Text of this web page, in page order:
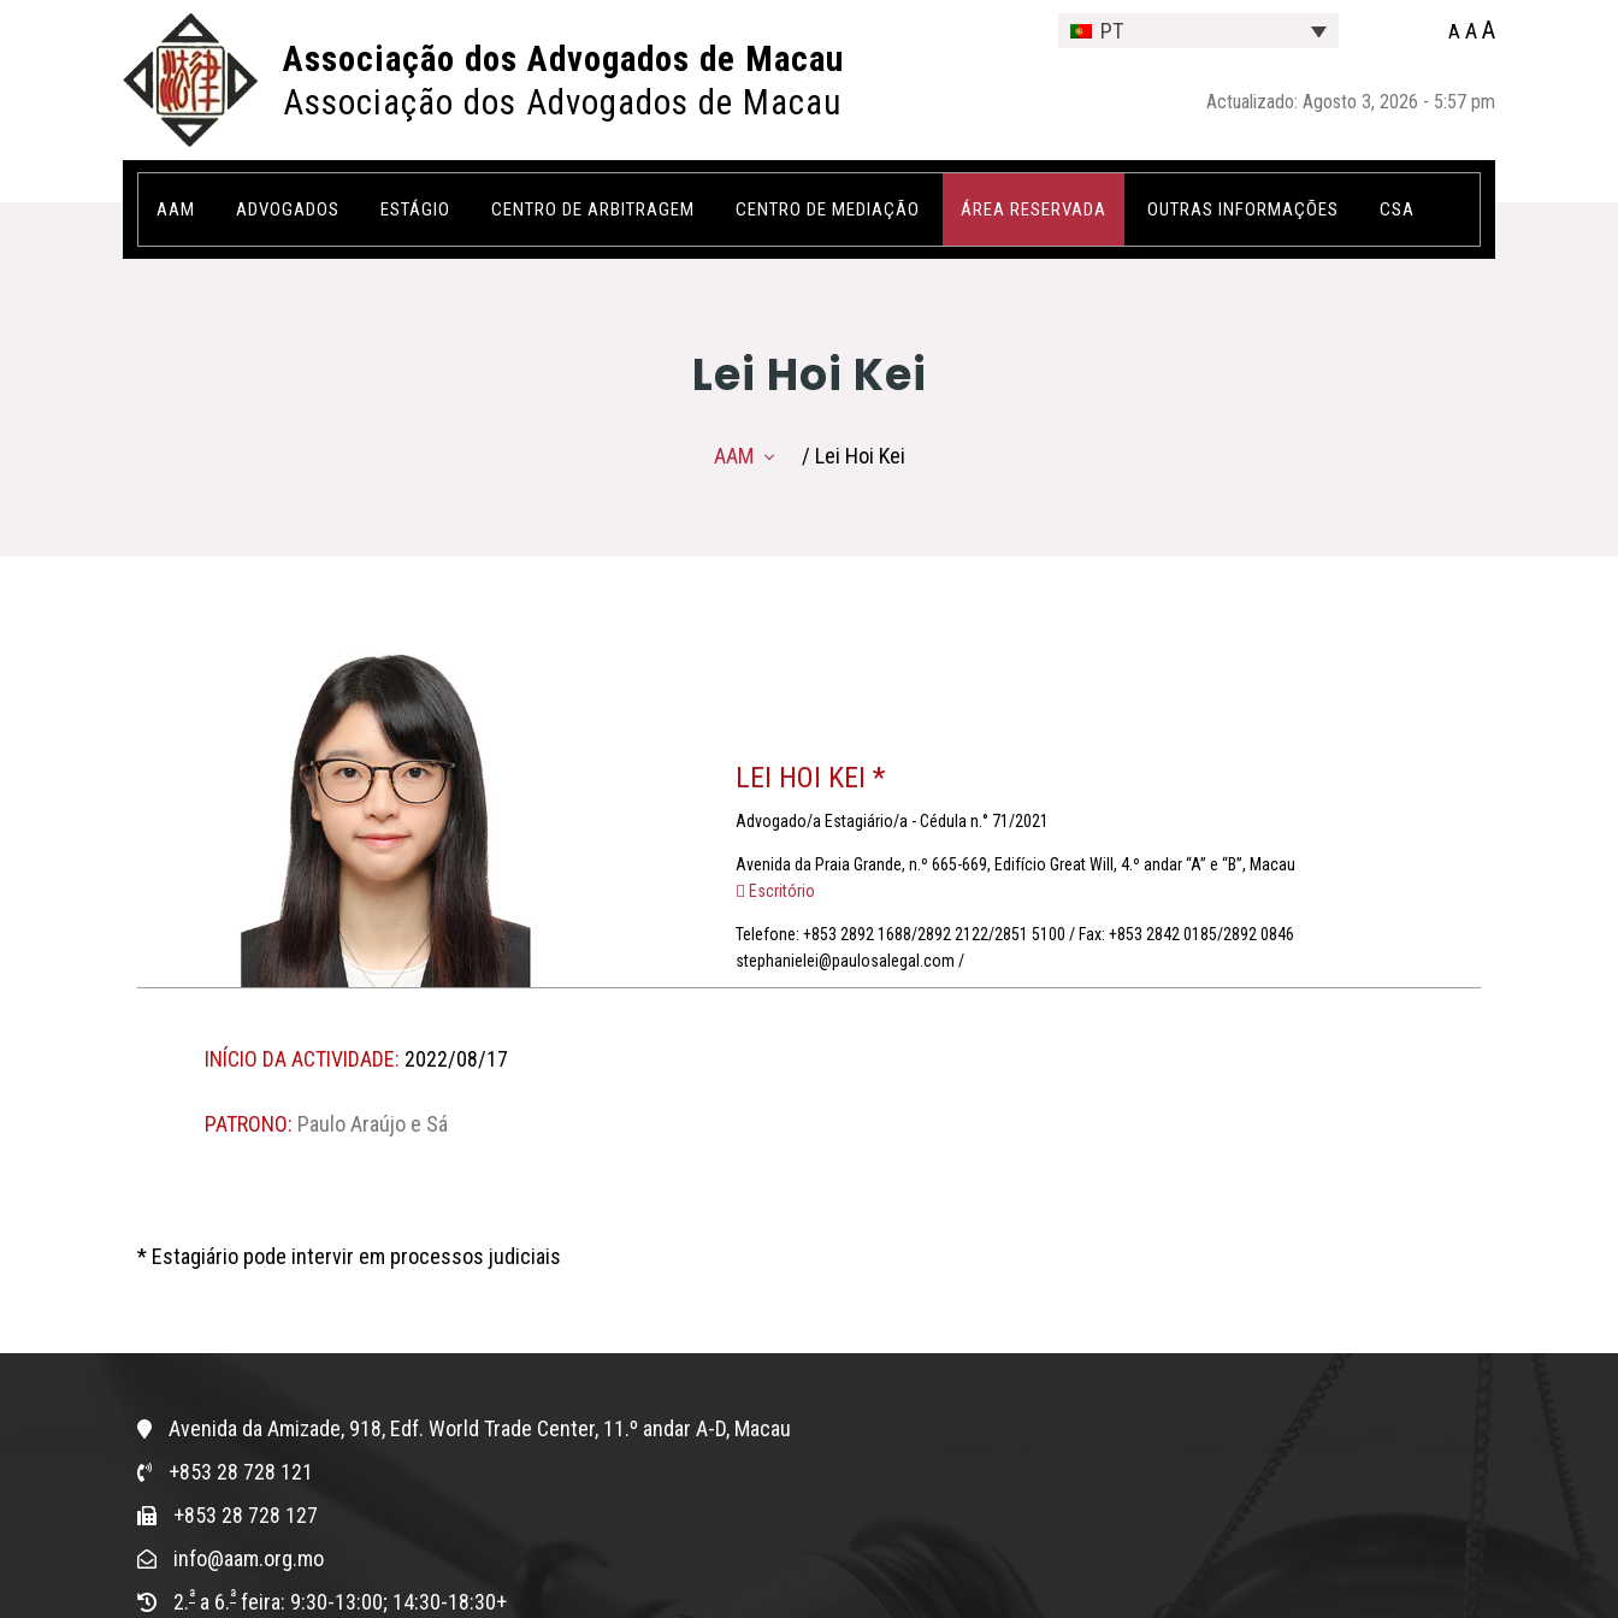
Associação dos Advogados de Macau
Associação dos Advogados de Macau
PT A AA
Actualizado: Agosto 3, 2026 - 5:57 pm
AAM ADVOGADOS ESTÁGIO CENTRO DE ARBITRAGEM CENTRO DE MEDIAÇÃO ÁREA RESERVADA OUTRAS INFORMAÇÕES CSA
Lei Hoi Kei
AAM / Lei Hoi Kei
LEI HOI KEI *
Advogado/a Estagiário/a - Cédula n.° 71/2021
Avenida da Praia Grande, n.º 665-669, Edifício Great Will, 4.º andar “A” e “B”, Macau
Escritório
Telefone: +853 2892 1688/2892 2122/2851 5100 / Fax: +853 2842 0185/2892 0846
stephanielei@paulosalegal.com /
INÍCIO DA ACTIVIDADE: 2022/08/17
PATRONO: Paulo Araújo e Sá
* Estagiário pode intervir em processos judiciais
Avenida da Amizade, 918, Edf. World Trade Center, 11.º andar A-D, Macau
+853 28 728 121
+853 28 728 127
info@aam.org.mo
2.ª a 6.ª feira: 9:30-13:00; 14:30-18:30+